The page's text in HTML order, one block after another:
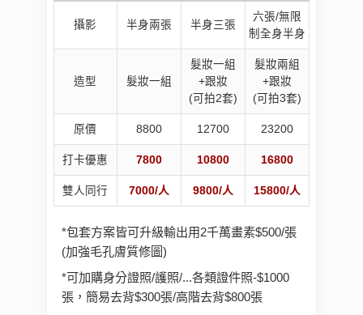
攝影 半身兩張 半身三張
六張/無限
制全身半身
造型 髮妝一組
髮妝一組
+跟妝
(可拍2套)
髮妝兩組
+跟妝
(可拍3套)
原價 8800 12700 23200
打卡優惠 7800 10800 16800
雙人同行 7000/人 9800/人 15800/人
*包套方案皆可升級輸出用2千萬畫素$500/張
(加強毛孔膚質修圖)
*可加購身分證照/護照/...各類證件照-$1000
張，簡易去背$300張/高階去背$800張